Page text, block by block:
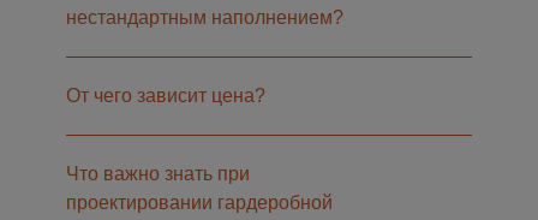
нестандартным наполнением?
От чего зависит цена?
Что важно знать при
проектировании гардеробной